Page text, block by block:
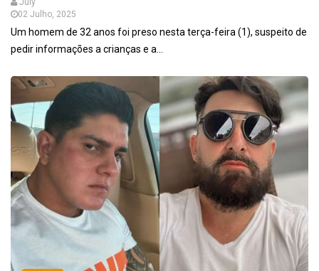
July
02 Julho, 2025
Um homem de 32 anos foi preso nesta terça-feira (1), suspeito de
pedir informações a crianças e a...